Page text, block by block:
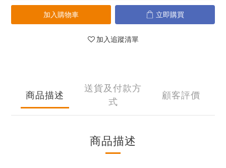
加入購物車 立即購買
加入追蹤清單
商品描述
送貨及付款方
式
顧客評價
商品描述